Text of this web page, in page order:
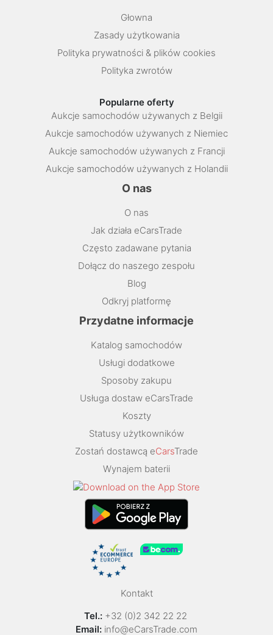
Głowna
Zasady użytkowania
Polityka prywatności & plików cookies
Polityka zwrotów
Popularne oferty
Aukcje samochodów używanych z Belgii
Aukcje samochodów używanych z Niemiec
Aukcje samochodów używanych z Francji
Aukcje samochodów używanych z Holandii
O nas
O nas
Jak działa eCarsTrade
Często zadawane pytania
Dołącz do naszego zespołu
Blog
Odkryj platformę
Przydatne informacje
Katalog samochodów
Usługi dodatkowe
Sposoby zakupu
Usługa dostaw eCarsTrade
Koszty
Statusy użytkowników
Zostań dostawcą eCarsTrade
Wynajem baterii
Kontakt
Tel.: +32 (0)2 342 22 22
Email: info@eCarsTrade.com